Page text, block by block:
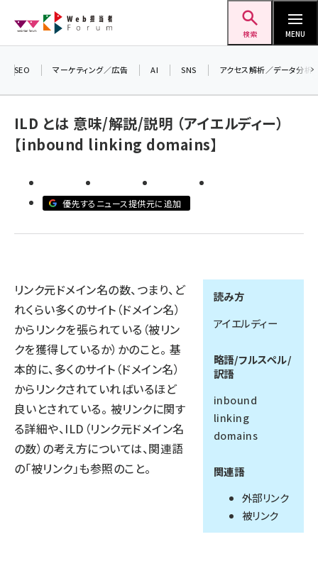
ン
検索 MENU
ai (2820)
youtube (2444)
note (2322)
z世代 (1629)
meo (1281)
llmo (1167)
SEO マーケティング／広告 AI SNS アクセス解析／データ分析
ILD とは 意味/解説/説明 （アイエルディー）
【inbound linking domains】
優先するニュース提供元に追加
読み方
アイエルディー
略語/フルスペル/
訳語
inbound
linking
domains
関連語
外部リンク
被リンク
リンク元ドメイン名の数、つまり、ど
れくらい多くのサイト（ドメイン名）
からリンクを張られている（被リン
クを獲得しているか）かのこと。 基
本的に、多くのサイト（ドメイン名）
からリンクされていればいるほど
良いとされている。 被リンクに関す
る詳細や、ILD（リンク元ドメイン名
の数）の考え方については、関連語
の「被リンク」も参照のこと。